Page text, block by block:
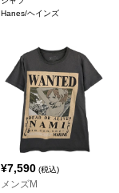
Hanes/ヘインズ
¥7,590 (税込)
メンズM